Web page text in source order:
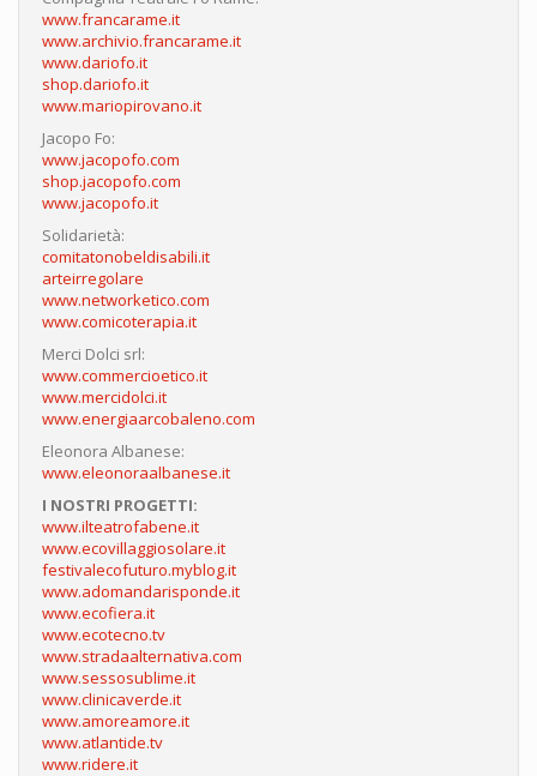
www.francarame.it
www.archivio.francarame.it
www.dariofo.it
shop.dariofo.it
www.mariopirovano.it
Jacopo Fo:
www.jacopofo.com
shop.jacopofo.com
www.jacopofo.it
Solidarietà:
comitatonobeldisabili.it
arteirregolare
www.networketico.com
www.comicoterapia.it
Merci Dolci srl:
www.commercioetico.it
www.mercidolci.it
www.energiaarcobaleno.com
Eleonora Albanese:
www.eleonoraalbanese.it
I NOSTRI PROGETTI:
www.ilteatrofabene.it
www.ecovillaggiosolare.it
festivalecofuturo.myblog.it
www.adomandarisponde.it
www.ecofiera.it
www.ecotecno.tv
www.stradaalternativa.com
www.sessosublime.it
www.clinicaverde.it
www.amoreamore.it
www.atlantide.tv
www.ridere.it